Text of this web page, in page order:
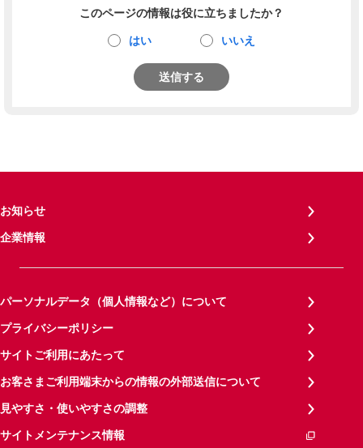
このページの情報は役に立ちましたか？
はい いいえ
送信する
お知らせ
企業情報
パーソナルデータ（個人情報など）について
プライバシーポリシー
サイトご利用にあたって
お客さまご利用端末からの情報の外部送信について
見やすさ・使いやすさの調整
サイトメンテナンス情報